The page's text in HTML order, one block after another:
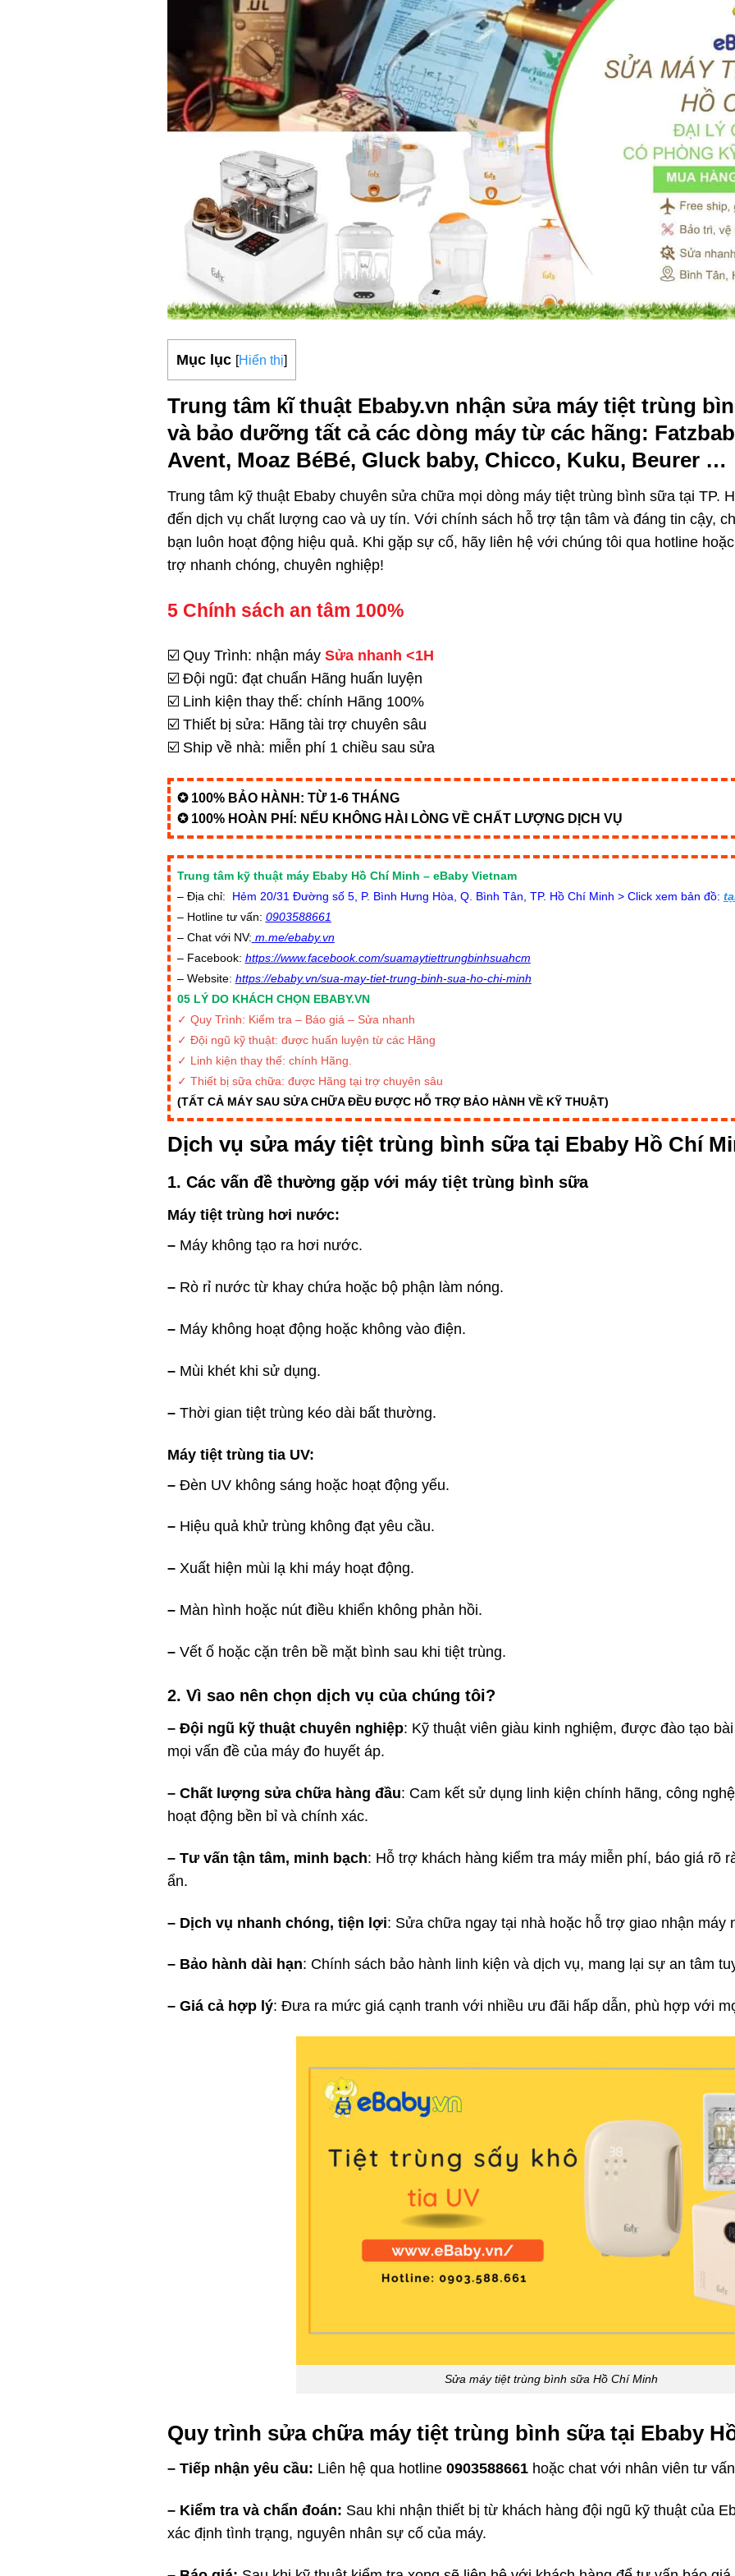
Mục lục [Hiển thị]
Trung tâm kĩ thuật Ebaby.vn nhận sửa máy tiệt trùng
và bảo dưỡng tất cả các dòng máy từ các hãng:
Avent, Moaz BéBé, Gluck baby, Chicco, Kuku, Beurer …
Trung tâm kỹ thuật Ebaby chuyên sửa chữa mọi dòng máy tiệt trùng bình sữa tại TP.
đến dịch vụ chất lượng cao và uy tín. Với chính sách hỗ trợ tận tâm và đáng tin cậy,
bạn luôn hoạt động hiệu quả. Khi gặp sự cố, hãy liên hệ với chúng tôi qua hotline
trợ nhanh chóng, chuyên nghiệp!
5 Chính sách an tâm 100%
☑️ Quy Trình: nhận máy Sửa nhanh <1H
☑️ Đội ngũ: đạt chuẩn Hãng huấn luyện
☑️ Linh kiện thay thế: chính Hãng 100%
☑️ Thiết bị sửa: Hãng tài trợ chuyên sâu
☑️ Ship về nhà: miễn phí 1 chiều sau sửa
✪ 100% BẢO HÀNH: TỪ 1-6 THÁNG
✪ 100% HOÀN PHÍ: NẾU KHÔNG HÀI LÒNG VỀ CHẤT LƯỢNG DỊCH VỤ
Trung tâm kỹ thuật máy Ebaby Hồ Chí Minh – eBaby Vietnam
– Địa chỉ: Hẻm 20/31 Đường số 5, P. Bình Hưng Hòa, Q. Bình Tân, TP. Hồ Chí Minh > Click xem bản đồ:
– Hotline tư vấn: 0903588661
– Chat với NV: m.me/ebaby.vn
– Facebook: https://www.facebook.com/suamaytiettrungbinhsuahcm
– Website: https://ebaby.vn/sua-may-tiet-trung-binh-sua-ho-chi-minh
05 LÝ DO KHÁCH CHỌN EBABY.VN
✓ Quy Trình: Kiểm tra – Báo giá – Sửa nhanh
✓ Đội ngũ kỹ thuật: được huấn luyện từ các Hãng
✓ Linh kiện thay thế: chính Hãng.
✓ Thiết bị sữa chữa: được Hãng tại trợ chuyên sâu
(TẤT CẢ MÁY SAU SỬA CHỮA ĐỀU ĐƯỢC HỖ TRỢ BẢO HÀNH VỀ KỸ THUẬT)
Dịch vụ sửa máy tiệt trùng bình sữa tại Ebaby Hồ Chí
1. Các vấn đề thường gặp với máy tiệt trùng bình sữa
Máy tiệt trùng hơi nước:
– Máy không tạo ra hơi nước.
– Rò rỉ nước từ khay chứa hoặc bộ phận làm nóng.
– Máy không hoạt động hoặc không vào điện.
– Mùi khét khi sử dụng.
– Thời gian tiệt trùng kéo dài bất thường.
Máy tiệt trùng tia UV:
– Đèn UV không sáng hoặc hoạt động yếu.
– Hiệu quả khử trùng không đạt yêu cầu.
– Xuất hiện mùi lạ khi máy hoạt động.
– Màn hình hoặc nút điều khiển không phản hồi.
– Vết ố hoặc cặn trên bề mặt bình sau khi tiệt trùng.
2. Vì sao nên chọn dịch vụ của chúng tôi?
– Đội ngũ kỹ thuật chuyên nghiệp: Kỹ thuật viên giàu kinh nghiệm, được đào tạo
mọi vấn đề của máy đo huyết áp.
– Chất lượng sửa chữa hàng đầu: Cam kết sử dụng linh kiện chính hãng, công
hoạt động bền bỉ và chính xác.
– Tư vấn tận tâm, minh bạch: Hỗ trợ khách hàng kiểm tra máy miễn phí, báo giá rõ
ẩn.
– Dịch vụ nhanh chóng, tiện lợi: Sửa chữa ngay tại nhà hoặc hỗ trợ giao nhận máy
– Bảo hành dài hạn: Chính sách bảo hành linh kiện và dịch vụ, mang lại sự an tâm
– Giá cả hợp lý: Đưa ra mức giá cạnh tranh với nhiều ưu đãi hấp dẫn, phù hợp với
Sửa máy tiệt trùng bình sữa Hồ Chí Minh
Quy trình sửa chữa máy tiệt trùng bình sữa tại Ebaby
– Tiếp nhận yêu cầu: Liên hệ qua hotline 0903588661hoặc chat với nhân viên tư
– Kiểm tra và chẩn đoán: Sau khi nhận thiết bị từ khách hàng đội ngũ kỹ thuật của
xác định tình trạng, nguyên nhân sự cố của máy.